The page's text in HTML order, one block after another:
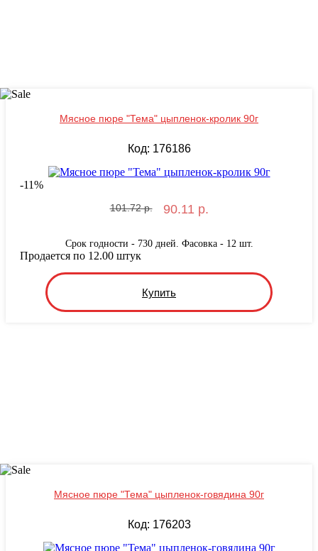
Мясное пюре "Тема" цыпленок-кролик 90г
Код: 176186
-11%
101.72 р. 90.11 р.
Срок годности - 730 дней. Фасовка - 12 шт.
Купить
Продается по 12.00 штук
Мясное пюре "Тема" цыпленок-говядина 90г
Код: 176203